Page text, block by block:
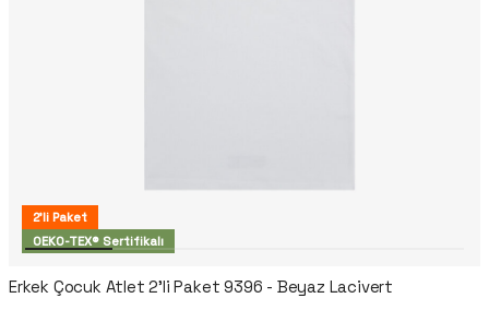
2'li Paket
OEKO-TEX® Sertifikalı
Erkek Çocuk Atlet 2'li Paket 9396 - Beyaz Lacivert